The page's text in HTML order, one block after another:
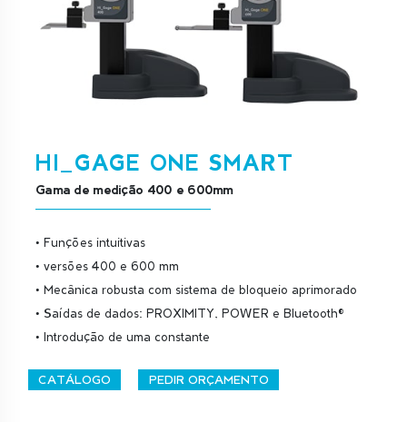
HI_GAGE ONE SMART
Gama de medição 400 e 600mm
• Funções intuitivas
• versões 400 e 600 mm
• Mecânica robusta com sistema de bloqueio aprimorado
• Saídas de dados: PROXIMITY, POWER e Bluetooth®
• Introdução de uma constante
CATÁLOGO PEDIR ORÇAMENTO